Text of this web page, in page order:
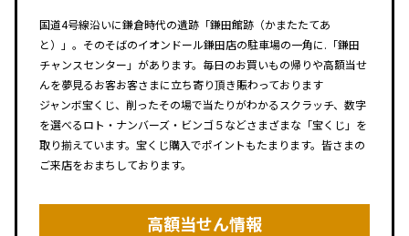
国道4号線沿いに鎌倉時代の遺跡「鎌田館跡（かまたたてあ
と）」。そのそばのイオンドール鎌田店の駐車場の一角に.「鎌田
チャンスセンター」があります。毎日のお買いもの帰りや高額当せ
んを夢見るお客お客さまに立ち寄り頂き賑わっております
ジャンボ宝くじ、削ったその場で当たりがわかるスクラッチ、数字
を選べるロト・ナンバーズ・ビンゴ５などさまざまな「宝くじ」を
取り揃えています。宝くじ購入でポイントもたまります。皆さまの
ご来店をおまちしております。
高額当せん情報